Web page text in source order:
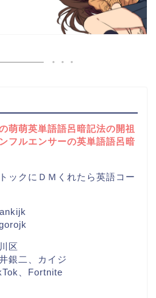
萌萌英単語語呂暗記法の開祖
フルエンサーの英単語語呂暗
ックにＤＭくれたら英語コー
区
銀二、カイジ
、Fortnite